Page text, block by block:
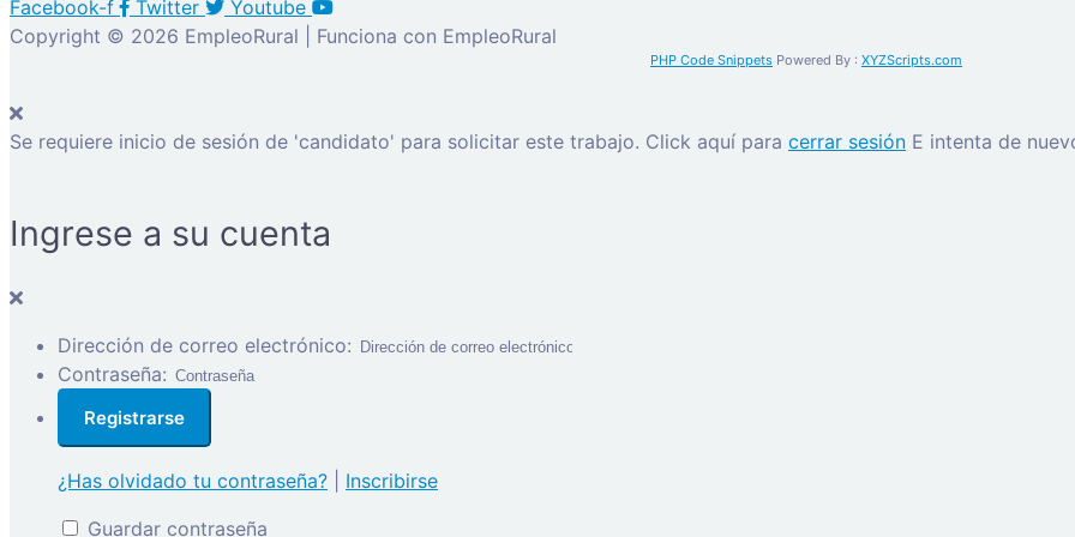
Facebook-f Twitter
Youtube
Copyright © 2026 EmpleoRural | Funciona con EmpleoRural
PHP Code Snippets Powered By : XYZScripts.com
Se requiere inicio de sesión de 'candidato' para solicitar este trabajo. Click aquí para cerrar sesión E intenta de
Ingrese a su cuenta
Dirección de correo electrónico:
Contraseña:
¿Has olvidado tu contraseña?
Inscribirse
Guardar contraseña